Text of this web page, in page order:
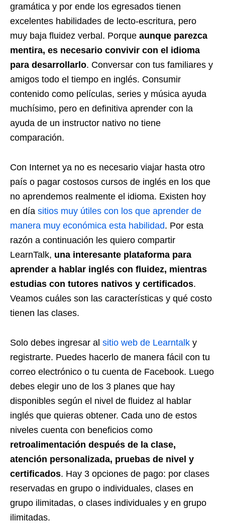
gramática y por ende los egresados tienen
excelentes habilidades de lecto-escritura, pero
muy baja fluidez verbal. Porque aunque parezca
mentira, es necesario convivir con el idioma
para desarrollarlo. Conversar con tus familiares y
amigos todo el tiempo en inglés. Consumir
contenido como películas, series y música ayuda
muchísimo, pero en definitiva aprender con la
ayuda de un instructor nativo no tiene
comparación.
Con Internet ya no es necesario viajar hasta otro
país o pagar costosos cursos de inglés en los que
no aprendemos realmente el idioma. Existen hoy
en día sitios muy útiles con los que aprender de
manera muy económica esta habilidad. Por esta
razón a continuación les quiero compartir
LearnTalk, una interesante plataforma para
aprender a hablar inglés con fluidez, mientras
estudias con tutores nativos y certificados.
Veamos cuáles son las características y qué costo
tienen las clases.
Solo debes ingresar al sitio web de Learntalk y
registrarte. Puedes hacerlo de manera fácil con tu
correo electrónico o tu cuenta de Facebook. Luego
debes elegir uno de los 3 planes que hay
disponibles según el nivel de fluidez al hablar
inglés que quieras obtener. Cada uno de estos
niveles cuenta con beneficios como
retroalimentación después de la clase,
atención personalizada, pruebas de nivel y
certificados. Hay 3 opciones de pago: por clases
reservadas en grupo o individuales, clases en
grupo ilimitadas, o clases individuales y en grupo
ilimitadas.